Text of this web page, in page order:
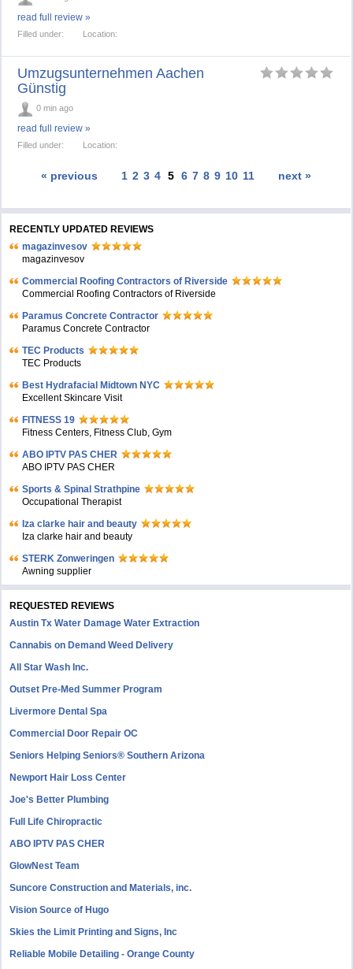
read full review »
Filled under: Location:
Umzugsunternehmen Aachen
Günstig
0 min ago
read full review »
Filled under: Location:
« previous next »
1 2 3 4 5 6 7 8 9 10 11
RECENTLY UPDATED REVIEWS
magazinvesov
magazinvesov
Commercial Roofing Contractors of Riverside
Commercial Roofing Contractors of Riverside
Paramus Concrete Contractor
Paramus Concrete Contractor
TEC Products
TEC Products
Bеst Hydrafacial Midtown NYC
Excellent Skincare Visit
FITNESS 19
Fitness Centers, Fitness Club, Gym
ABO IPTV PAS CHER
ABO IPTV PAS CHER
Sports & Spinal Strathpine
Occupational Therapist
Iza clarke hair and beauty
Iza clarke hair and beauty
STERK Zonweringen
Awning supplier
REQUESTED REVIEWS
Austin Tx Water Damage Water Extraction
Cannabis on Demand Weed Delivery
All Star Wash Inc.
Outset Pre-Med Summer Program
Livermore Dental Spa
Commercial Door Repair OC
Seniors Helping Seniors® Southern Arizona
Newport Hair Loss Center
Joe's Better Plumbing
Full Life Chiropractic
ABO IPTV PAS CHER
GlowNest Team
Suncore Construction and Materials, inc.
Vision Source of Hugo
Skies the Limit Printing and Signs, Inc
Reliable Mobile Detailing - Orange County